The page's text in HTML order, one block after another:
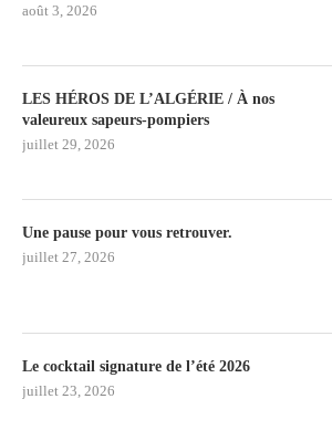
août 3, 2026
LES HÉROS DE L’ALGÉRIE / À nos
valeureux sapeurs-pompiers
juillet 29, 2026
Une pause pour vous retrouver.
juillet 27, 2026
Le cocktail signature de l’été 2026
juillet 23, 2026